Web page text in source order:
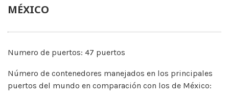
MÉXICO
Numero de puertos: 47 puertos
Número de contenedores manejados en los principales
puertos del mundo en comparación con los de México: